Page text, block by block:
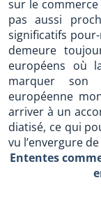
sur le commerce
pas aussi
significatifs
demeure
européens où
marquer son
européenne
arriver à un
diatisé, ce qui
vu l’envergure
Ententes